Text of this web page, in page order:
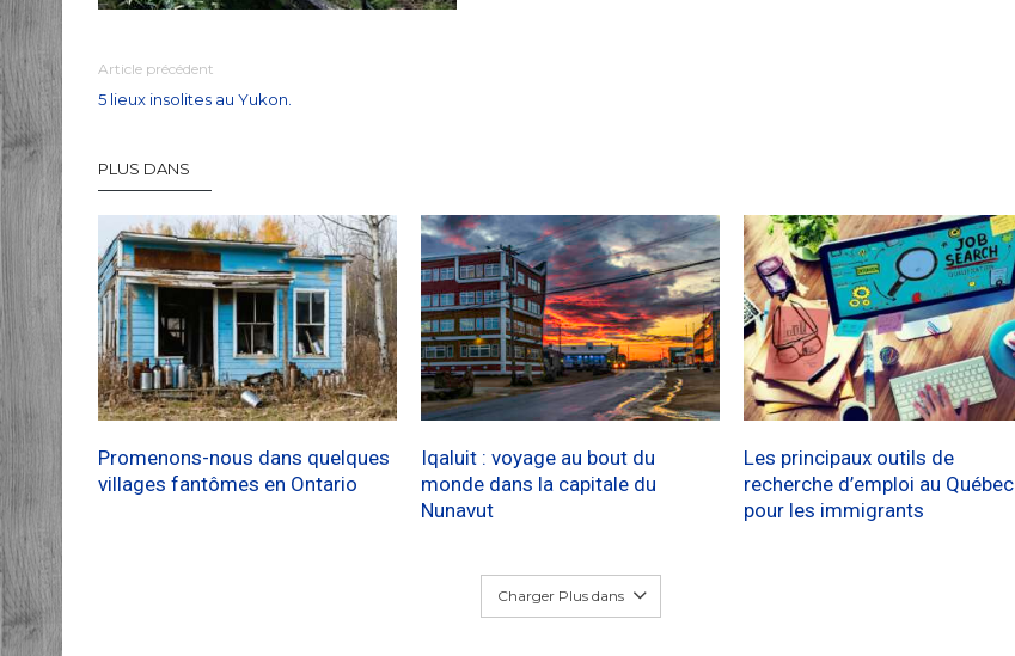
Article précédent
5 lieux insolites au Yukon.
PLUS DANS
Promenons-nous dans quelques
villages fantômes en Ontario
Iqaluit : voyage au bout du
monde dans la capitale du
Nunavut
Les principaux outils de
recherche d’emploi au Québec
pour les immigrants
Charger Plus dans